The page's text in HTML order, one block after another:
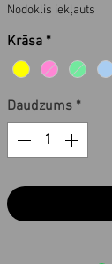
Nodoklis iekļauts
Krāsa *
Daudzums *